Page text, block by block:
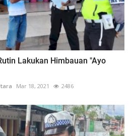
Lakukan Himbauan "Ayo
Mar 18, 2021 2486